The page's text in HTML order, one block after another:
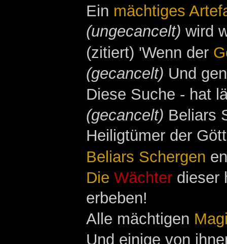
Ein mächtiges
(ungecancelt) wird
(zitiert) 'Wenn der
(gecancelt) Und
Diese Suche - hat
(gecancelt) Beliars
Heiligtümer der
Beliars Schergen
Die Wächter dieser
erbeben!
Alle mächtigen
Und einige von